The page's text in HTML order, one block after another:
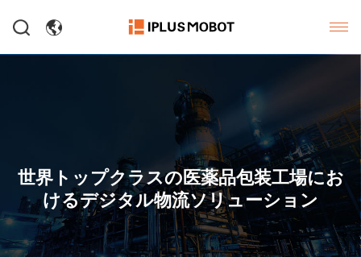
世界トップクラスの医薬品包装工場にお
けるデジタル物流ソリューション